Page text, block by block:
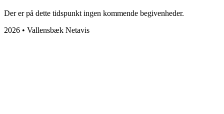
Der er på dette tidspunkt ingen kommende begivenheder.
2026 • Vallensbæk Netavis